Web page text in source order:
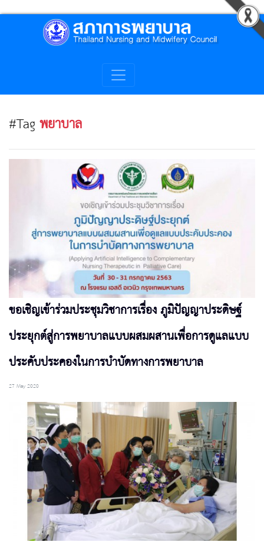
#Tagพยาบาล
ขอเชิญเข้าร่วมประชุมวิชาการเรื่อง ภูมิปัญญาประดิษฐ์
ประยุกต์สู่การพยาบาลแบบผสมผสานเพื่อการดูแลแบบ
ประคับประคองในการบำบัดทางการพยาบาล
27 May 2020